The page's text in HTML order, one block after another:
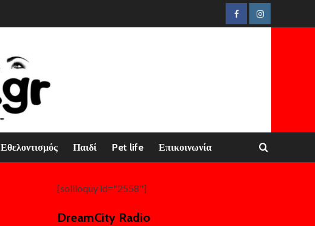
FacebookInstagram
Εθελοντισμός Παιδί Pet life Επικοινωνία
[soliloquy id="2558"]
DreamCity Radio